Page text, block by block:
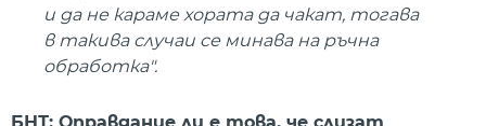
и да не караме хората да чакат, тогава
в такива случаи се минава на ръчна
обработка".